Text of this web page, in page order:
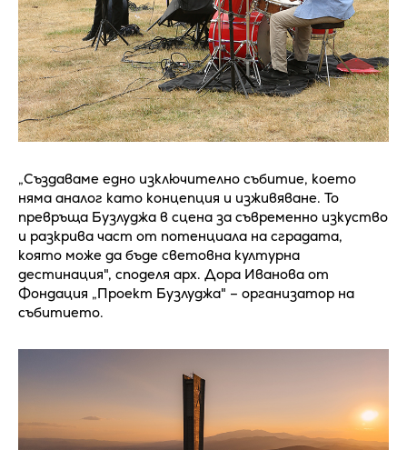
„Създаваме едно изключително събитие, което
няма аналог като концепция и изживяване. То
превръща Бузлуджа в сцена за съвременно изкуство
и разкрива част от потенциала на сградата,
която може да бъде световна културна
дестинация", споделя арх. Дора Иванова от
Фондация „Проект Бузлуджа" – организатор на
събитието.